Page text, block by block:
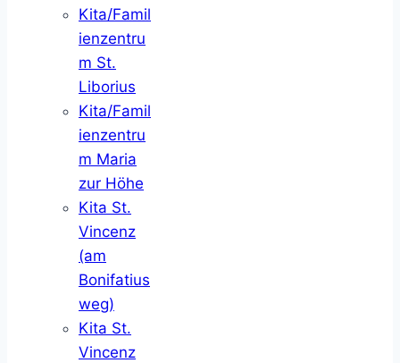
Kita/Famil
ienzentru
m St.
Liborius
Kita/Famil
ienzentru
m Maria
zur Höhe
Kita St.
Vincenz
(am
Bonifatius
weg)
Kita St.
Vincenz